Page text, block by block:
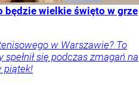
będzie wielkie święto w grze
w Warszawie? To
się podczas zmagań na
piątek!